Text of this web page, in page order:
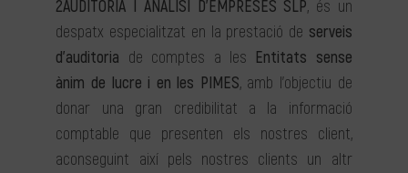
2AUDITORIA I ANÀLISI D’EMPRESES SLP, és un
despatx especialitzat en la prestació de serveis
d’auditoria de comptes a les Entitats sense
ànim de lucre i en les PIMES, amb l’objectiu de
donar una gran credibilitat a la informació
comptable que presenten els nostres client,
aconseguint així pels nostres clients un altr